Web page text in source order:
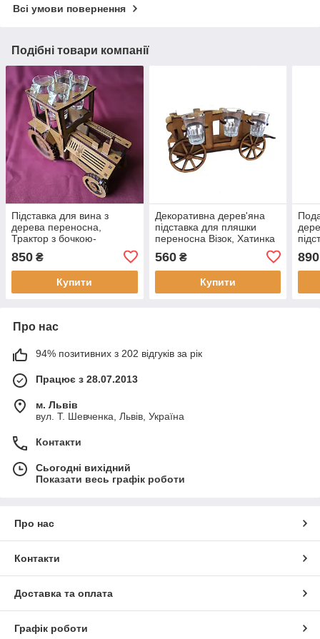
Всі умови повернення
Подібні товари компанії
Підставка для вина з
дерева переносна,
Трактор з бочкою-
Хатинка
850 ₴
Купити
Декоративна дерев'яна
підставка для пляшки
переносна Візок, Хатинка
560₴
Купити
890
Про нас
94% позитивних з 202 відгуків за рік
Працює з 28.07.2013
м. Львів
вул. Т. Шевченка, Львів, Україна
Контакти
Сьогодні вихідний
Показати весь графік роботи
Про нас
Контакти
Доставка та оплата
Графік роботи